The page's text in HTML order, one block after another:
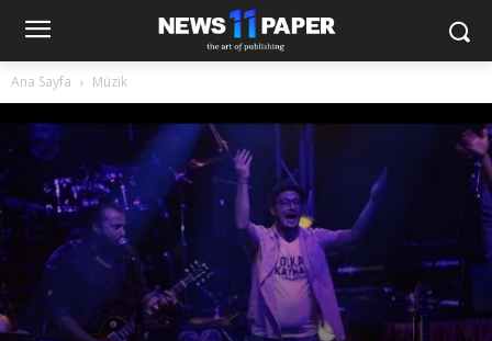
Ana Sayfa Müzik